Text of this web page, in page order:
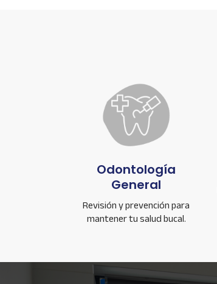
Odontología
General
Revisión y prevención para
mantener tu salud bucal.